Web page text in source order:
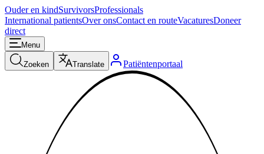
Ouder en kindSurvivorsProfessionals
International patientsOver onsContact en routeVacaturesDoneer
direct
Menu
Zoeken Translate Patiëntenportaal